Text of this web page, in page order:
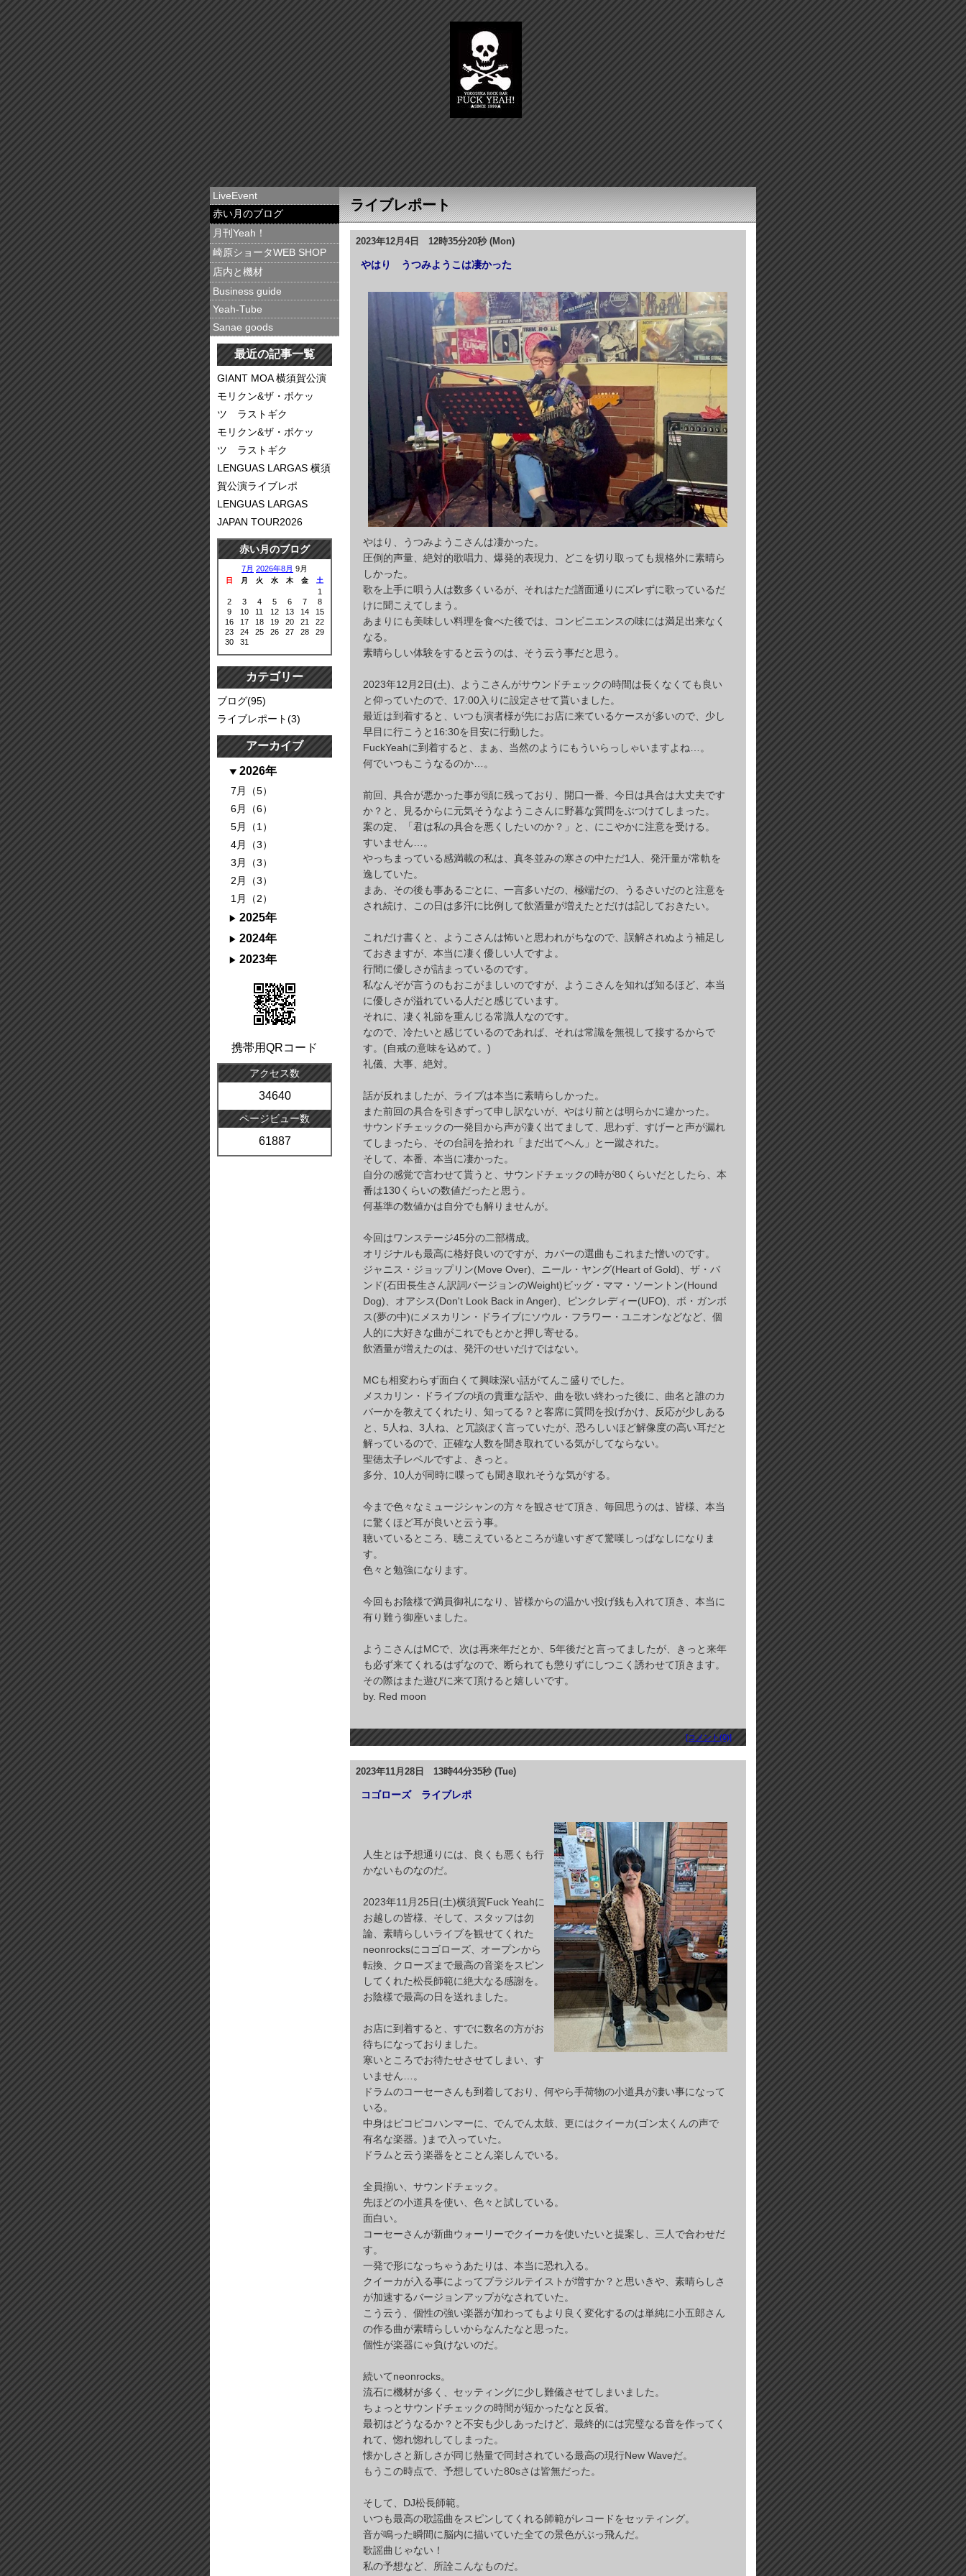
ライブレポート
2023年12月4日 12時35分20秒 (Mon)
やはり うつみようこは凄かった
やはり、うつみようこさんは凄かった。
圧倒的声量、絶対的歌唱力、爆発的表現力、どこを切り取っても規格外に素晴ら
しかった。
歌を上手に唄う人は数多くいるが、それはただ譜面通りにズレずに歌っているだ
けに聞こえてしまう。
あまりにも美味しい料理を食べた後では、コンビニエンスの味には満足出来なく
なる。
素晴らしい体験をすると云うのは、そう云う事だと思う。
2023年12月2日(土)、ようこさんがサウンドチェックの時間は長くなくても良い
と仰っていたので、17:00入りに設定させて貰いました。
最近は到着すると、いつも演者様が先にお店に来ているケースが多いので、少し
早目に行こうと16:30を目安に行動した。
FuckYeahに到着すると、まぁ、当然のようにもういらっしゃいますよね…。
何でいつもこうなるのか…。
前回、具合が悪かった事が頭に残っており、開口一番、今日は具合は大丈夫です
か？と、見るからに元気そうなようこさんに野暮な質問をぶつけてしまった。
案の定、「君は私の具合を悪くしたいのか？」と、にこやかに注意を受ける。
すいません…。
やっちまっている感満載の私は、真冬並みの寒さの中ただ1人、発汗量が常軌を
逸していた。
まあ、その後も事あるごとに、一言多いだの、極端だの、うるさいだのと注意を
され続け、この日は多汗に比例して飲酒量が増えたとだけは記しておきたい。
これだけ書くと、ようこさんは怖いと思われがちなので、誤解されぬよう補足し
ておきますが、本当に凄く優しい人ですよ。
行間に優しさが詰まっているのです。
私なんぞが言うのもおこがましいのですが、ようこさんを知れば知るほど、本当
に優しさが溢れている人だと感じています。
それに、凄く礼節を重んじる常識人なのです。
なので、冷たいと感じているのであれば、それは常識を無視して接するからで
す。(自戒の意味を込めて。)
礼儀、大事、絶対。
話が反れましたが、ライブは本当に素晴らしかった。
また前回の具合を引きずって申し訳ないが、やはり前とは明らかに違かった。
サウンドチェックの一発目から声が凄く出てまして、思わず、すげーと声が漏れ
てしまったら、その台詞を拾われ「まだ出てへん」と一蹴された。
そして、本番、本当に凄かった。
自分の感覚で言わせて貰うと、サウンドチェックの時が80くらいだとしたら、本
番は130くらいの数値だったと思う。
何基準の数値かは自分でも解りませんが。
今回はワンステージ45分の二部構成。
オリジナルも最高に格好良いのですが、カバーの選曲もこれまた憎いのです。
ジャニス・ジョップリン(Move Over)、ニール・ヤング(Heart of Gold)、ザ・バ
ンド(石田長生さん訳詞バージョンのWeight)ビッグ・ママ・ソーントン(Hound
Dog)、オアシス(Don't Look Back in Anger)、ピンクレディー(UFO)、ボ・ガンボ
ス(夢の中)にメスカリン・ドライブにソウル・フラワー・ユニオンなどなど、個
人的に大好きな曲がこれでもとかと押し寄せる。
飲酒量が増えたのは、発汗のせいだけではない。
MCも相変わらず面白くて興味深い話がてんこ盛りでした。
メスカリン・ドライブの頃の貴重な話や、曲を歌い終わった後に、曲名と誰のカ
バーかを教えてくれたり、知ってる？と客席に質問を投げかけ、反応が少しある
と、5人ね、3人ね、と冗談ぽく言っていたが、恐ろしいほど解像度の高い耳だと
解っているので、正確な人数を聞き取れている気がしてならない。
聖徳太子レベルですよ、きっと。
多分、10人が同時に喋っても聞き取れそうな気がする。
今まで色々なミュージシャンの方々を観させて頂き、毎回思うのは、皆様、本当
に驚くほど耳が良いと云う事。
聴いているところ、聴こえているところが違いすぎて驚嘆しっぱなしになりま
す。
色々と勉強になります。
今回もお陰様で満員御礼になり、皆様からの温かい投げ銭も入れて頂き、本当に
有り難う御座いました。
ようこさんはMCで、次は再来年だとか、5年後だと言ってましたが、きっと来年
も必ず来てくれるはずなので、断られても懲りずにしつこく誘わせて頂きます。
その際はまた遊びに来て頂けると嬉しいです。
by. Red moon
[コメント(0)]
2023年11月28日 13時44分35秒 (Tue)
コゴローズ ライブレポ
人生とは予想通りには、良くも悪くも行
かないものなのだ。
2023年11月25日(土)横須賀Fuck Yeahに
お越しの皆様、そして、スタッフは勿
論、素晴らしいライブを観せてくれた
neonrocksにコゴローズ、オープンから
転換、クローズまで最高の音楽をスピン
してくれた松長師範に絶大なる感謝を。
お陰樣で最高の日を送れました。
お店に到着すると、すでに数名の方がお
待ちになっておりました。
寒いところでお待たせさせてしまい、す
いません…。
ドラムのコーセーさんも到着しており、何やら手荷物の小道具が凄い事になって
いる。
中身はピコピコハンマーに、でんでん太鼓、更にはクイーカ(ゴン太くんの声で
有名な楽器。)まで入っていた。
ドラムと云う楽器をとことん楽しんでいる。
全員揃い、サウンドチェック。
先ほどの小道具を使い、色々と試している。
面白い。
コーセーさんが新曲ウォーリーでクイーカを使いたいと提案し、三人で合わせだ
す。
一発で形になっちゃうあたりは、本当に恐れ入る。
クイーカが入る事によってブラジルテイストが増すか？と思いきや、素晴らしさ
が加速するバージョンアップがなされていた。
こう云う、個性の強い楽器が加わってもより良く変化するのは単純に小五郎さん
の作る曲が素晴らしいからなんたなと思った。
個性が楽器にゃ負けないのだ。
続いてneonrocks。
流石に機材が多く、セッティングに少し難儀させてしまいました。
ちょっとサウンドチェックの時間が短かったなと反省。
最初はどうなるか？と不安も少しあったけど、最終的には完璧なる音を作ってく
れて、惚れ惚れしてしまった。
懐かしさと新しさが同じ熱量で同封されている最高の現行New Waveだ。
もうこの時点で、予想していた80sさは皆無だった。
そして、DJ松長師範。
いつも最高の歌謡曲をスピンしてくれる師範がレコードをセッティング。
音が鳴った瞬間に脳内に描いていた全ての景色がぶっ飛んだ。
歌謡曲じゃない！
私の予想など、所詮こんなものだ。
LiveEvent
赤い月のブログ
月刊Yeah！
崎原ショータWEB SHOP
店内と機材
Business guide
Yeah-Tube
Sanae goods
最近の記事一覧
GIANT MOA 横須賀公演
モリクン&ザ・ボケッ
ツ ラストギク
モリクン&ザ・ボケッ
ツ ラストギク
LENGUAS LARGAS 横須
賀公演ライブレポ
LENGUAS LARGAS
JAPAN TOUR2026
赤い月のブログ
7月 2026年8月 9月
日 月 火 水 木 金 土
1
2
3 4 5 6 7
8
9
10 11 12 13 14
15
16
17 18 19 20 21
22
23
24 25 26 27 28
29
30
31
カテゴリー
ブログ(95)
ライブレポート(3)
アーカイブ
2026年
7月（5）
6月（6）
5月（1）
4月（3）
3月（3）
2月（3）
1月（2）
2025年
2024年
2023年
携帯用QRコード
アクセス数
34640
ページビュー数
61887